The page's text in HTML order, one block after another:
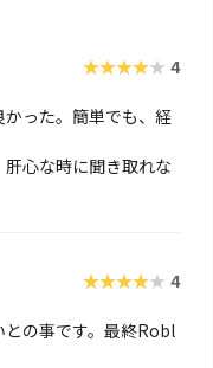
★★★★★ 4
った。簡単でも、経
心な時に聞き取れな
★★★★★ 4
との事です。最終Robl